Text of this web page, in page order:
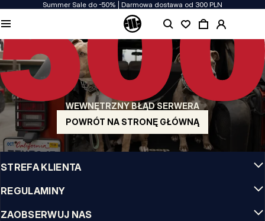
Summer Sale do -50% | Darmowa dostawa od 300 PLN
WEWNĘTRZNY BŁĄD SERWERA
POWRÓT NA STRONĘ GŁÓWNĄ
JAKOŚĆ TO DLA NAS PRIORYTET
Naszą odzież produkujemy z pasją! Nie idziemy na kompromis w kwestiach
wytrzymałości, długowieczności materiałów i dbałości o detal.
US ORIGIN
Nasze korzenie sięgają San Diego z poczatku lat 90-tych XX wieku. Nasz styl jest
surowy, autentyczny i stanowczy.
MARKA Z CHARAKTEREM
Nasze kolekcje wybierają sportowcy, fighterzy i uparci indywidualiści.
INFO
STREFA KLIENTA
REGULAMINY
ZAOBSERWUJ NAS